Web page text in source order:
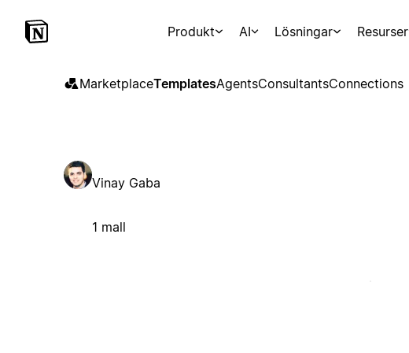
Produkt AI Lösningar Resurser
MarketplaceTemplatesAgentsConsultantsConnections
Vinay Gaba
1 mall